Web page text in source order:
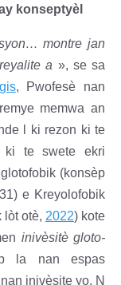
konseptyèl
montre jan
a », se sa
, Pwofesè nan
memwa an
l ki rezon ki te
ki te swete ekri
(konsèp
e Kreyolofobik
lòt otè, 2022) kote
inivèsitè gloto-
la nan espas
inivèsite yo. N